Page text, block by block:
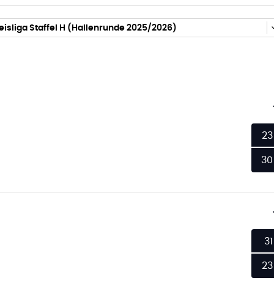
Staffel H (Hallenrunde 2025/2026)
23
30
31
23